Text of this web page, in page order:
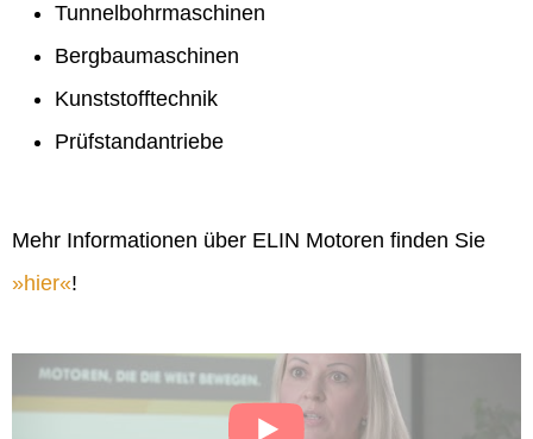
Tunnelbohrmaschinen
Bergbaumaschinen
Kunststofftechnik
Prüfstandantriebe
Mehr Informationen über ELIN Motoren finden Sie
hier !